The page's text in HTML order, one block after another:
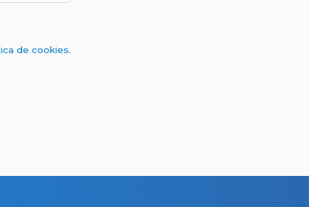
de cookies.